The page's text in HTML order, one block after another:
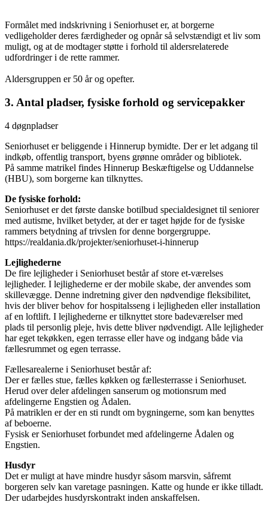
Formålet med indskrivning i Seniorhuset er, at borgerne
vedligeholder deres færdigheder og opnår så selvstændigt et liv som
muligt, og at de modtager støtte i forhold til aldersrelaterede
udfordringer i de rette rammer.
Aldersgruppen er 50 år og opefter.
3. Antal pladser, fysiske forhold og servicepakker
4 døgnpladser
Seniorhuset er beliggende i Hinnerup bymidte. Der er let adgang til
indkøb, offentlig transport, byens grønne områder og bibliotek.
På samme matrikel findes Hinnerup Beskæftigelse og Uddannelse
(HBU), som borgerne kan tilknyttes.
De fysiske forhold:
Seniorhuset er det første danske botilbud specialdesignet til seniorer
med autisme, hvilket betyder, at der er taget højde for de fysiske
rammers betydning af trivslen for denne borgergruppe.
https://realdania.dk/projekter/seniorhuset-i-hinnerup
Lejlighederne
De fire lejligheder i Seniorhuset består af store et-værelses
lejligheder. I lejlighederne er der mobile skabe, der anvendes som
skillevægge. Denne indretning giver den nødvendige fleksibilitet,
hvis der bliver behov for hospitalsseng i lejligheden eller installation
af en loftlift. I lejlighederne er tilknyttet store badeværelser med
plads til personlig pleje, hvis dette bliver nødvendigt. Alle lejligheder
har eget tekøkken, egen terrasse eller have og indgang både via
fællesrummet og egen terrasse.
Fællesarealerne i Seniorhuset består af:
Der er fælles stue, fælles køkken og fællesterrasse i Seniorhuset.
Herud over deler afdelingen sanserum og motionsrum med
afdelingerne Engstien og Ådalen.
På matriklen er der en sti rundt om bygningerne, som kan benyttes
af beboerne.
Fysisk er Seniorhuset forbundet med afdelingerne Ådalen og
Engstien.
Husdyr
Det er muligt at have mindre husdyr såsom marsvin, såfremt
borgeren selv kan varetage pasningen. Katte og hunde er ikke tilladt.
Der udarbejdes husdyrskontrakt inden anskaffelsen.